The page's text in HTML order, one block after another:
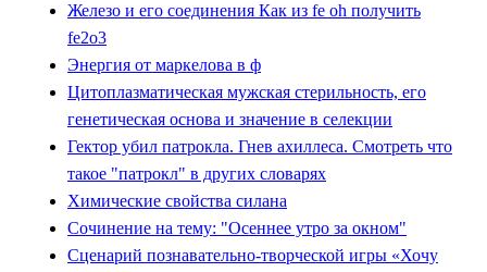
Железо и его соединения Как из fe oh получить
fe2o3
Энергия от маркелова в ф
Цитоплазматическая мужская стерильность, его
генетическая основа и значение в селекции
Гектор убил патрокла. Гнев ахиллеса. Смотреть что
такое "патрокл" в других словарях
Химические свойства силана
Сочинение на тему: "Осеннее утро за окном"
Сценарий познавательно-творческой игры «Хочу